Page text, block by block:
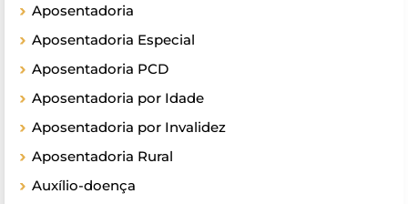
Aposentadoria
Aposentadoria Especial
Aposentadoria PCD
Aposentadoria por Idade
Aposentadoria por Invalidez
Aposentadoria Rural
Auxílio-doença